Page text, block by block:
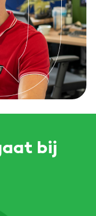
bij